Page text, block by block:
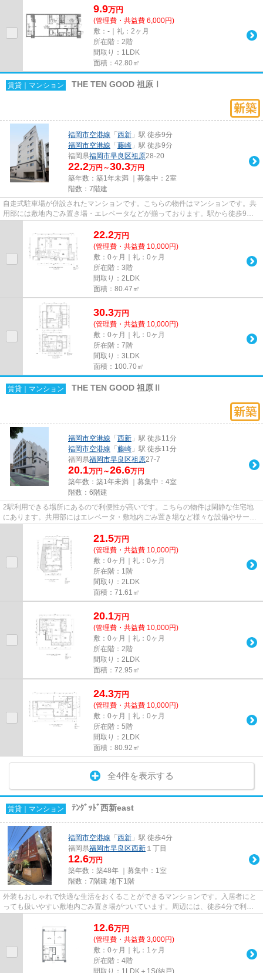
9.9万円
(管理費・共益費 6,000円)
敷：-｜礼：2ヶ月
所在階：2階
間取り：1LDK
面積：42.80㎡
賃貸｜マンション THE TEN GOOD 祖原Ⅰ
福岡市空港線 「 西新 」駅 徒歩9分
福岡市空港線 「 藤崎 」駅 徒歩9分
福岡県福岡市早良区祖原28-20
22.2万円～30.3万円
築年数：築1年未満 ｜募集中： 2室
階数：7階建
自走式駐車場が併設されたマンションです。こちらの物件はマンションです。共
用部には敷地内ごみ置き場・エレベータなどが揃っております。駅から徒歩9分
22.2万円
(管理費・共益費 10,000円)
敷：0ヶ月｜礼：0ヶ月
所在階：3階
間取り：2LDK
面積：80.47㎡
30.3万円
(管理費・共益費 10,000円)
敷：0ヶ月｜礼：0ヶ月
所在階：7階
間取り：3LDK
面積：100.70㎡
賃貸｜マンション THE TEN GOOD 祖原Ⅱ
福岡市空港線 「 西新 」駅 徒歩11分
福岡市空港線 「 藤崎 」駅 徒歩11分
福岡県福岡市早良区祖原27-7
20.1万円～26.6万円
築年数：築1年未満 ｜募集中： 4室
階数：6階建
2駅利用できる場所にあるので利便性が高いです。こちらの物件は閑静な住宅地
にあります。共用部にはエレベータ・敷地内ごみ置き場など様々な設備やサービ
21.5万円
(管理費・共益費 10,000円)
敷：0ヶ月｜礼：0ヶ月
所在階：1階
間取り：2LDK
面積：71.61㎡
20.1万円
(管理費・共益費 10,000円)
敷：0ヶ月｜礼：0ヶ月
所在階：2階
間取り：2LDK
面積：72.95㎡
24.3万円
(管理費・共益費 10,000円)
敷：0ヶ月｜礼：0ヶ月
所在階：5階
間取り：2LDK
面積：80.92㎡
全4件を表示する
賃貸｜マンション ﾃﾝｸﾞｯﾄﾞ西新east
福岡市空港線 「 西新 」駅 徒歩4分
福岡県福岡市早良区西新 １丁目
12.6万円
築年数：築48年 ｜募集中： 1室
階数：7階建 地下1階
外装もおしゃれで快適な生活をおくることができるマンションです。入居者にと
っても扱いやすい敷地内ごみ置き場がついています。周辺には、徒歩4分で利用
12.6万円
(管理費・共益費 3,000円)
敷：0ヶ月｜礼：1ヶ月
所在階：4階
間取り：1LDK＋1S(納戸)